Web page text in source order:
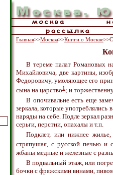
Главная>>Москва>>Книги о Москве
В тереме палат Романовых
Михайловича, две картины,
Федоровичу, умоляющее его
сына на царство1 ; и
В опочивальне есть еще
зеркала, которые
наряды на себе. Подле зеркал
серьги, перстни, опахалы и т.п.
Подклет, или нижнее жилье,
стряпушая, с русской печью и
жбаны медные и железные с
В подвальный этаж, или
бочки с фряжскими винами,